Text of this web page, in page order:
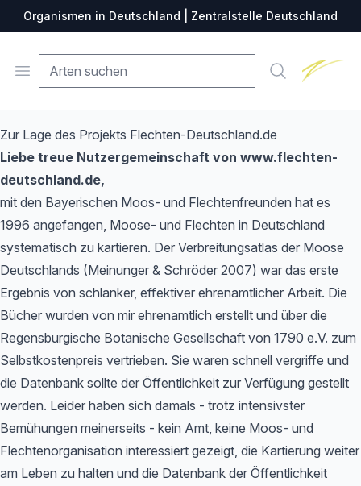
Organismen in Deutschland | Zentralstelle Deutschland
Open menu Suche
Zur Lage des Projekts Flechten-Deutschland.de
Liebe treue Nutzergemeinschaft von www.flechten-
deutschland.de,
mit den Bayerischen Moos- und Flechtenfreunden hat es
1996 angefangen, Moose- und Flechten in Deutschland
systematisch zu kartieren. Der Verbreitungsatlas der Moose
Deutschlands (Meinunger & Schröder 2007) war das erste
Ergebnis von schlanker, effektiver ehrenamtlicher Arbeit. Die
Bücher wurden von mir ehrenamtlich erstellt und über die
Regensburgische Botanische Gesellschaft von 1790 e.V. zum
Selbstkostenpreis vertrieben. Sie waren schnell vergriffe und
die Datenbank sollte der Öffentlichkeit zur Verfügung gestellt
werden. Leider haben sich damals - trotz intensivster
Bemühungen meinerseits - kein Amt, keine Moos- und
Flechtenorganisation interessiert gezeigt, die Kartierung weiter
am Leben zu halten und die Datenbank der Öffentlichkeit